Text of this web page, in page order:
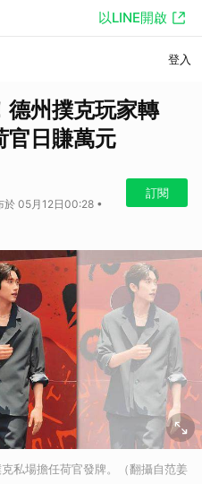
以LINE開啟
登入
德州撲克玩家轉
日賺萬元
於 05月12日00:28 •
訂閱
私場擔任荷官發牌。（翻攝自范姜